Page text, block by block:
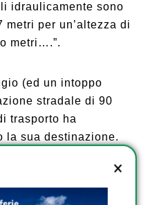
idraulicamente sono
metri per un’altezza di
metri….”.
(ed un intoppo
stradale di 90
trasporto ha
la sua destinazione.
SERBATOI DA
OMOLOGATI